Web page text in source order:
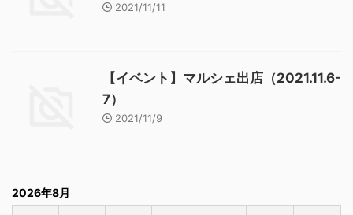
2021/11/11
【イベント】マルシェ出店（2021.11.6-
7）
2021/11/9
2026年8月